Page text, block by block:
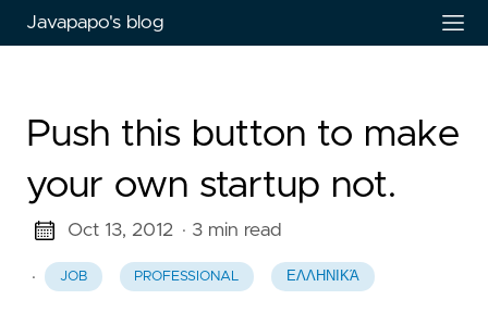
Javapapo's blog
Push this button to make
your own startup not.
Oct 13, 2012 · 3 min read
· JOB PROFESSIONAL ΕΛΛΗΝΙΚΆ